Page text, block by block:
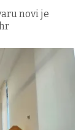
novi je